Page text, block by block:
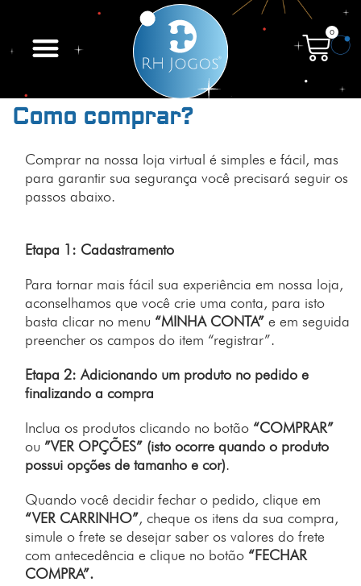
0
Como comprar?
Comprar na nossa loja virtual é simples e fácil, mas
para garantir sua segurança você precisará seguir os
passos abaixo.
Etapa 1: Cadastramento
Para tornar mais fácil sua experiência em nossa loja,
aconselhamos que você crie uma conta, para isto
basta clicar no menu “MINHA CONTA” e em seguida
preencher os campos do item “registrar”.
Etapa 2: Adicionando um produto no pedido e
finalizando a compra
Inclua os produtos clicando no botão “COMPRAR”
ou ”VER OPÇÕES” (isto ocorre quando o produto
possui opções de tamanho e cor).
Quando você decidir fechar o pedido, clique em
“VER CARRINHO”, cheque os itens da sua compra,
simule o frete se desejar saber os valores do frete
com antecedência e clique no botão “FECHAR
COMPRA”.